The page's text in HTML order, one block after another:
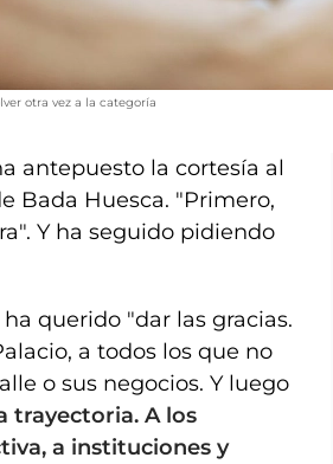
otra vez a la categoría
antepuesto la cortesía al
Bada Huesca. "Primero,
Y ha seguido pidiendo
querido "dar las gracias.
a todos los que no
o sus negocios. Y luego
trayectoria. A los
a instituciones y